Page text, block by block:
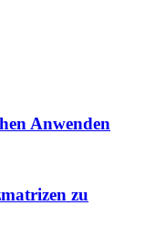
Anwenden
zu